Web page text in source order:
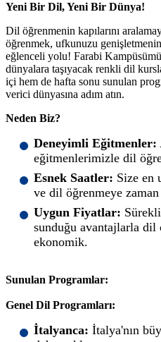
Yeni Bir Dil, Yeni Bir Dünya!
Dil öğrenmenin kapılarını
öğrenmek, ufkunuzu
eğlenceli yolu! Farabi
dünyalara taşıyacak renkli dil
içi hem de hafta sonu sunulan
verici dünyasına adım atın.
Neden Biz?
Deneyimli Eğitmenler:
eğitmenlerimizle dil
Esnek Saatler: Size en
ve dil öğrenmeye zaman
Uygun Fiyatlar:
sunduğu avantajlarla dil
ekonomik.
Sunulan Programlar:
Genel Dil Programları:
İtalyanca: İtalya'nın